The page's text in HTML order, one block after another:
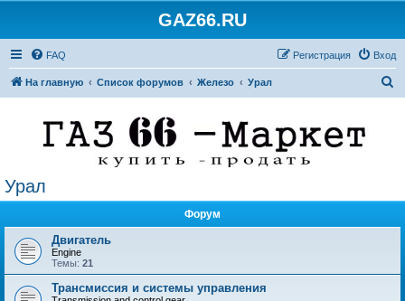
GAZ66.RU
FAQ Вход
Регистрация
На главную Список форумов Железо Урал
Урал
Форум
Двигатель
Engine
Темы: 21
Трансмиссия и системы управления